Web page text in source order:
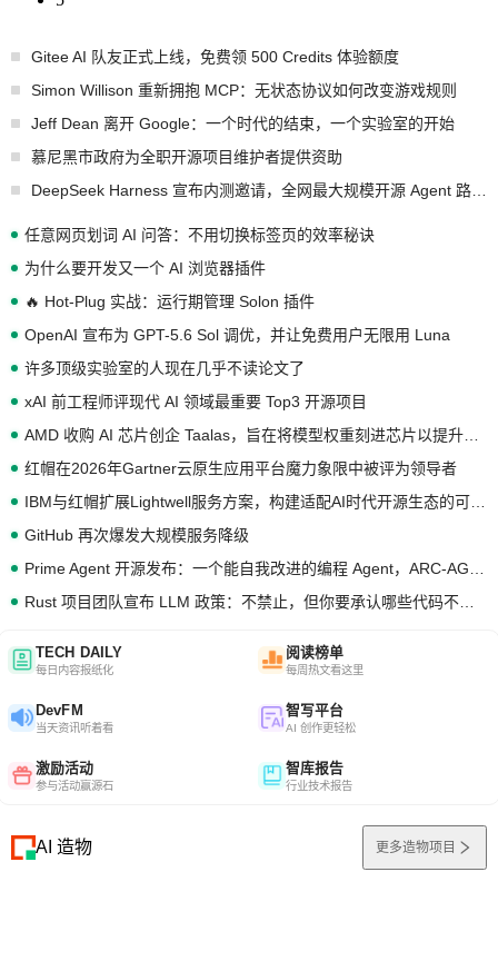
Gitee AI 队友正式上线，免费领 500 Credits 体验额度
Simon Willison 重新拥抱 MCP：无状态协议如何改变游戏规则
Jeff Dean 离开 Google：一个时代的结束，一个实验室的开始
慕尼黑市政府为全职开源项目维护者提供资助
任意网页划词 AI 问答：不用切换标签页的效率秘诀
为什么要开发又一个 AI 浏览器插件
🔥 Hot-Plug 实战：运行期管理 Solon 插件
OpenAI 宣布为 GPT-5.6 Sol 调优，并让免费用户无限用 Luna
许多顶级实验室的人现在几乎不读论文了
xAI 前工程师评现代 AI 领域最重要 Top3 开源项目
红帽在2026年Gartner云原生应用平台魔力象限中被评为领导者
GitHub 再次爆发大规模服务降级
TECH DAILY
每日内容报纸化
阅读榜单
每周热文看这里
DevFM
当天资讯听着看
智写平台
AI 创作更轻松
激励活动
参与活动赢源石
智库报告
行业技术报告
AI 造物 更多造物项目